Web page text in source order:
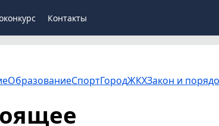
Контакты
ОбразованиеСпортГородЖКХЗакон и